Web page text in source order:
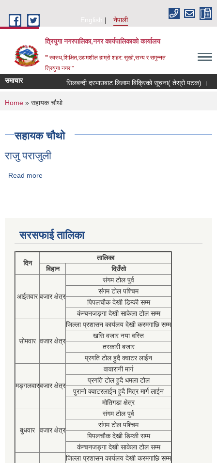
English
नेपाली
त्रियुगा नगरपालिका,नगर कार्यपालिकाको कार्यालय
'" स्वस्थ,शिक्षित,उद्यमशील हाम्रो शहर: सुखी,सभ्य र समुन्नत
त्रियुगा नगर "
समाचार सिलबन्दी दरभाउबाट लिलाम बिक्रिको सूचना( तेस्रो पटक) ।
You are here
Home » सहायक चौथाे
सहायक चौथाे
राजु पराजुली
Read more
सरसफाई तालिका
दिन
तालिका
विहान
दिउँसो
आईतवार वजार क्षेत्र
संगम टोल पुर्व
संगम टोल पश्चिम
पिपलचौक देखी डिम्की सम्म
कंन्चनजङ्गा देखी साकेला टोल सम्म
सोमवार वजार क्षेत्र
जिल्ला प्रशासन कार्यलय देखी करमगाछि सम्म
खसि वजार नया वस्ति
तरकारी बजार
प्रगति टोल हुदै क्वाटर लाईन
मङ्गलवारवजार क्षेत्र
वावारानी मार्ग
प्रगति टोल हुदै धमला टोल
पुरानो क्वाटरलाईन हुदै मित्र मार्ग लाईन
मोतिगडा क्षेत्र
बुधवार वजार क्षेत्र
संगम टोल पुर्व
संगम टोल पश्चिम
पिपलचौक देखी डिम्की सम्म
कंन्चनजङ्गा देखी साकेला टोल सम्म
जिल्ला प्रशासन कार्यलय देखी करमगाछि सम्म